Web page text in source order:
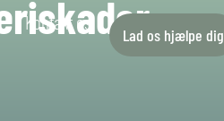
Kontakt os
Lad os hjælpe dig